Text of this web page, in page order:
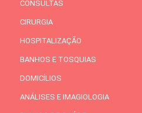
CONSULTAS
CIRURGIA
HOSPITALIZAÇÃO
BANHOS E TOSQUIAS
DOMICÍLIOS
ANÁLISES E IMAGIOLOGIA